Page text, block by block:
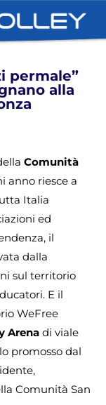
permale”
alla
Comunità
anno riesce a
Italia
ed
il
dalla
sul territorio
E il
WeFree
Arena di viale
promosso dal
Comunità San